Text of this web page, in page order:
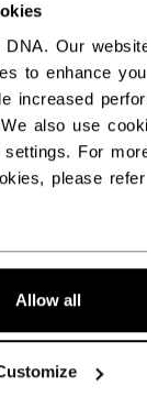
Our
to enhance
increased
also use
For
please
Allow all
HTR61A-AD